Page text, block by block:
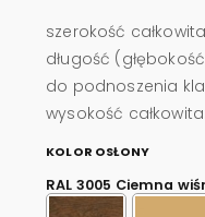
szerokość
długość
do podnoszenia
wysokość
KOLOR OSŁONY
RAL 3005 Ciemna